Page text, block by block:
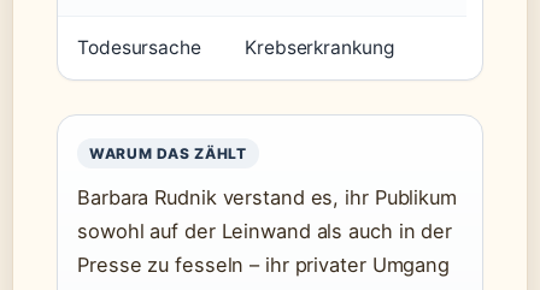
Todesursache Krebserkrankung
WARUM DAS ZÄHLT
Barbara Rudnik verstand es, ihr Publikum
sowohl auf der Leinwand als auch in der
Presse zu fesseln – ihr privater Umgang